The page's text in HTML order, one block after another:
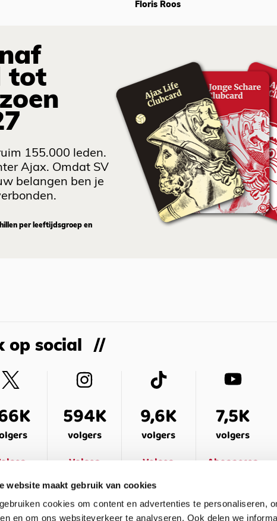
website maakt gebruik van cookies
cookies om content en advertenties te personaliseren,
en om ons websiteverkeer te analyseren. Ook delen we
Floris Roos
tot
155.000 leden.
Ajax. Omdat SV
belangen ben je
per leeftijdsgroep en
op social
594K
volgers
Volgen
9,6K
volgers
Volgen
7,5K
volgers
Abonneren